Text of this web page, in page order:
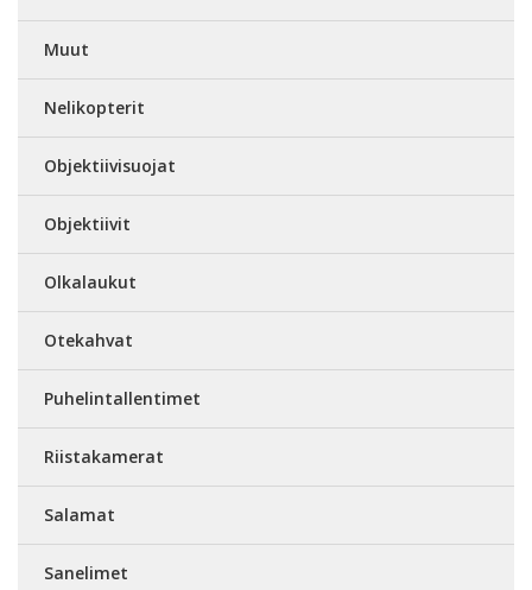
Muut
Nelikopterit
Objektiivisuojat
Objektiivit
Olkalaukut
Otekahvat
Puhelintallentimet
Riistakamerat
Salamat
Sanelimet